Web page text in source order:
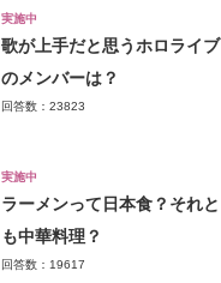
実施中
歌が上手だと思うホロライブ
のメンバーは？
回答数：23823
実施中
ラーメンって日本食？それと
も中華料理？
回答数：19617